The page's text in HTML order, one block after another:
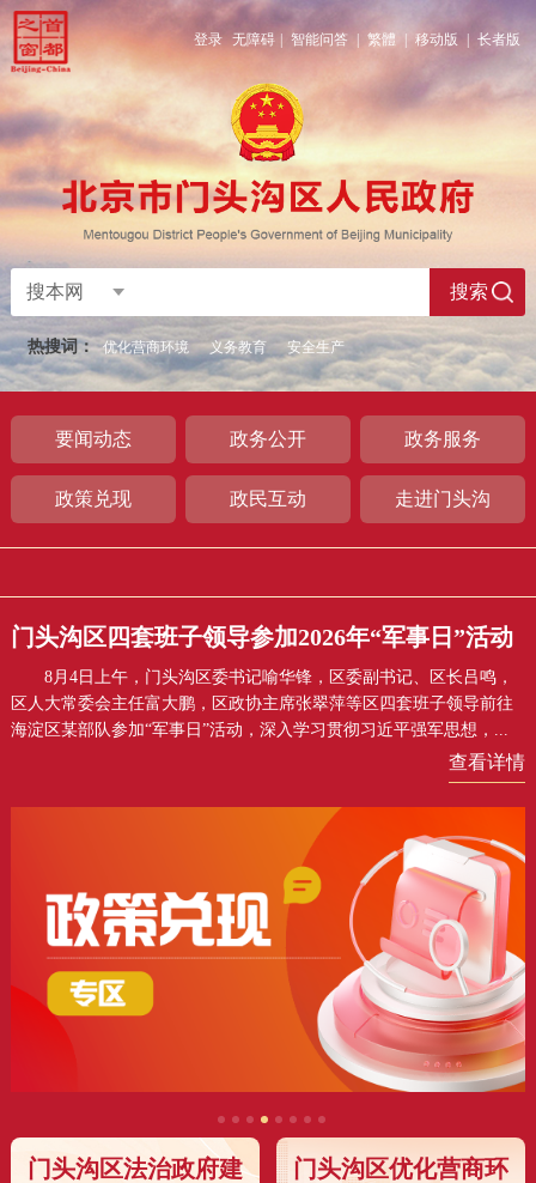
登录 | 智能问答 | 繁體 | 移动版
无障碍 | 长者版
搜本网 搜索
热搜词： 优化营商环境 义务教育 安全生产
要闻动态 政务公开 政务服务
政策兑现 政民互动 走进门头沟
门头沟区四套班子领导参加2026年“军事日”活动
8月4日上午，门头沟区委书记喻华锋，区委副书记、区长吕鸣，
区人大常委会主任富大鹏，区政协主席张翠萍等区四套班子领导前往
海淀区某部队参加“军事日”活动，深入学习贯彻习近平强军思想，...
查看详情
门头沟区法治政府建
门头沟区优化营商环